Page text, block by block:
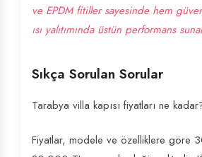
ve EPDM fitiller sayesinde hem
ısı yalıtımında üstün performans
Sıkça Sorulan Sorular
Tarabya villa kapısı fiyatları ne
Fiyatlar, modele ve özelliklere göre